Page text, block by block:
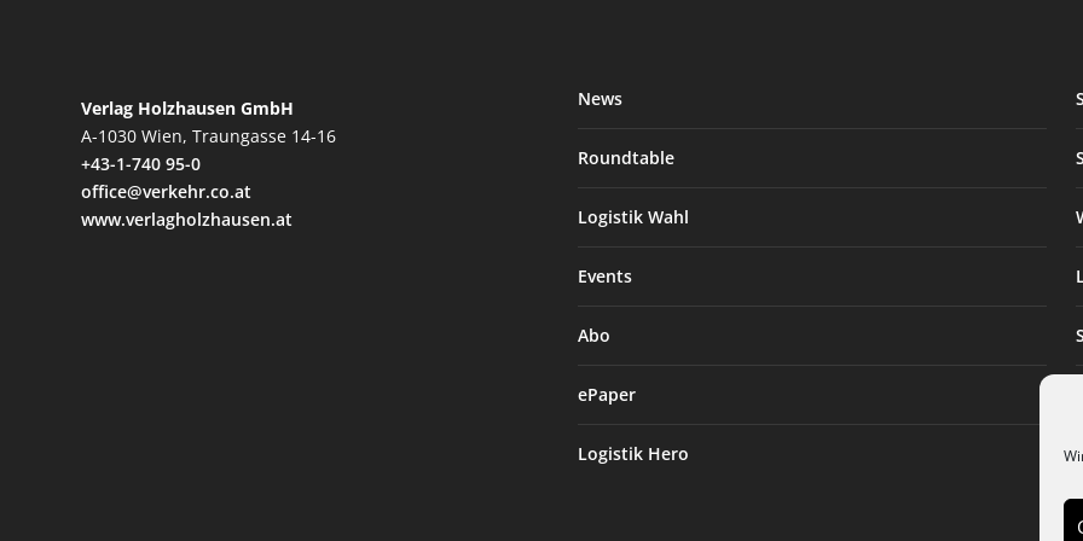
Verlag Holzhausen GmbH
A-1030 Wien, Traungasse 14-16
+43-1-740 95-0
office@verkehr.co.at
www.verlagholzhausen.at
News
Roundtable
Logistik Wahl
Events
Abo
ePaper
Logistik Hero